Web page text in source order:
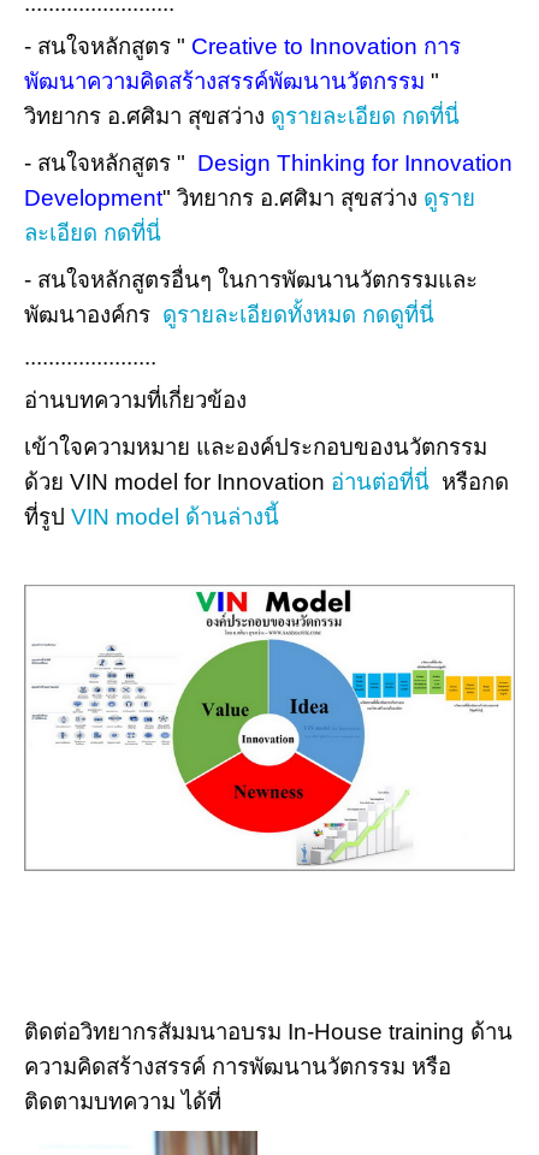
- สนใจหลักสูตร " Creative to Innovation การ
พัฒนาความคิดสร้างสรรค์พัฒนานวัตกรรม "
วิทยากร อ.ศศิมา สุขสว่าง ดูรายละเอียด กดที่นี่
- สนใจหลักสูตร " Design Thinking for Innovation
Development" วิทยากร อ.ศศิมา สุขสว่าง ดูราย
ละเอียด กดที่นี่
- สนใจหลักสูตรอื่นๆ ในการพัฒนานวัตกรรมและ
พัฒนาองค์กร ดูรายละเอียดทั้งหมด กดดูที่นี่
......................
อ่านบทความที่เกี่ยวข้อง
เข้าใจความหมาย และองค์ประกอบของนวัตกรรม
ด้วย VIN model for Innovation อ่านต่อที่นี่ หรือกด
ที่รูป VIN model ด้านล่างนี้
ติดต่อวิทยากรสัมมนาอบรม In-House training ด้าน
ความคิดสร้างสรรค์ การพัฒนานวัตกรรม หรือ
ติดตามบทความ ได้ที่